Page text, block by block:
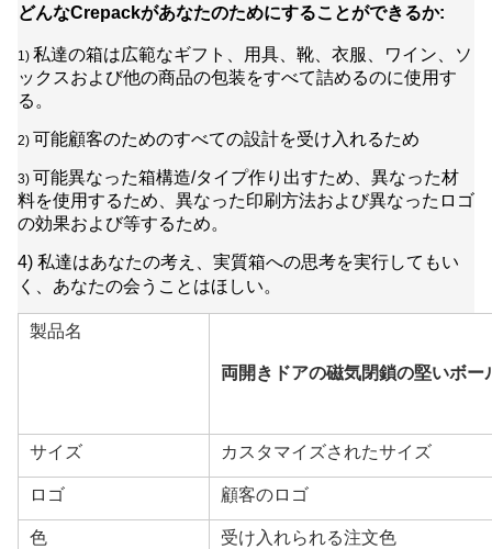
どんなCrepackがあなたのためにすることができるか:
1) 私達の箱は広範なギフト、用具、靴、衣服、ワイン、ソ
ックスおよび他の商品の包装をすべて詰めるのに使用す
る。
2) 可能顧客のためのすべての設計を受け入れるため
3) 可能異なった箱構造/タイプ作り出すため、異なった材
料を使用するため、異なった印刷方法および異なったロゴ
の効果および等するため。
4) 私達はあなたの考え、実質箱への思考を実行してもい
く、あなたの会うことはほしい。
製品名
両開きドアの磁気閉鎖の堅いボ
サイズ カスタマイズされたサイズ
ロゴ 顧客のロゴ
色 受け入れられる注文色